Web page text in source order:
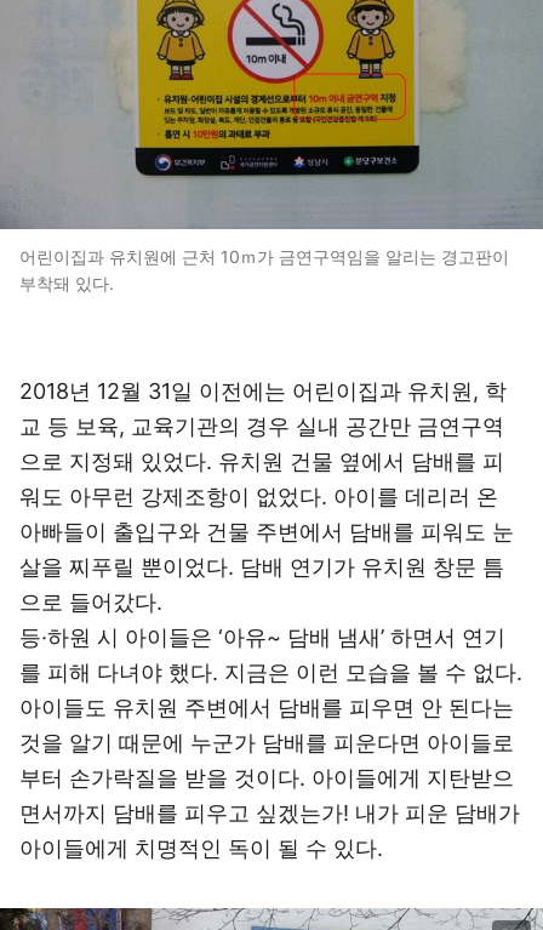
어린이집과 유치원에 근처 10ｍ가 금연구역임을 알리는 경고판이
부착돼 있다.
2018년 12월 31일 이전에는 어린이집과 유치원, 학
교 등 보육, 교육기관의 경우 실내 공간만 금연구역
으로 지정돼 있었다. 유치원 건물 옆에서 담배를 피
워도 아무런 강제조항이 없었다. 아이를 데리러 온
아빠들이 출입구와 건물 주변에서 담배를 피워도 눈
살을 찌푸릴 뿐이었다. 담배 연기가 유치원 창문 틈
으로 들어갔다.
등·하원 시 아이들은 ‘아유~ 담배 냄새’ 하면서 연기
를 피해 다녀야 했다. 지금은 이런 모습을 볼 수 없다.
아이들도 유치원 주변에서 담배를 피우면 안 된다는
것을 알기 때문에 누군가 담배를 피운다면 아이들로
부터 손가락질을 받을 것이다. 아이들에게 지탄받으
면서까지 담배를 피우고 싶겠는가! 내가 피운 담배가
아이들에게 치명적인 독이 될 수 있다.